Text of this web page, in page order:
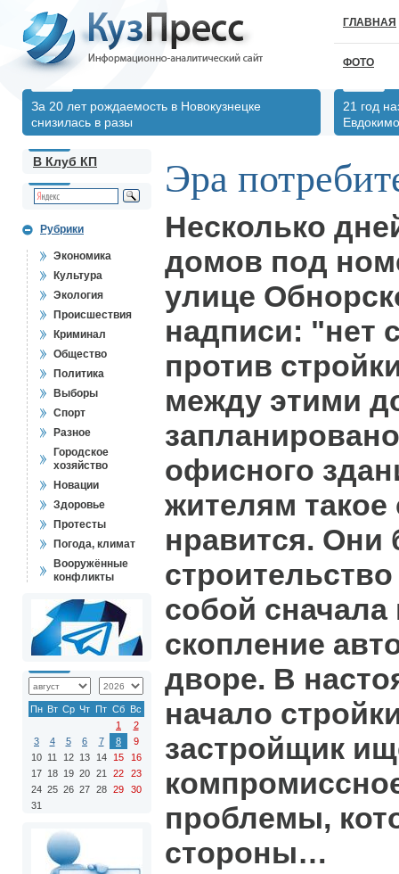
ГЛАВНАЯ
ФОТО
За 20 лет рождаемость в Новокузнецке
снизилась в разы
21 год
В Клуб КП
Рубрики
Экономика
Культура
Экология
Происшествия
Криминал
Общество
Политика
Выборы
Спорт
Разное
Городское
хозяйство
Новации
Здоровье
Протесты
Погода, климат
Вооружённые
конфликты
Пн Вт Ср Чт Пт Сб Вс
1
2
3
4 5 6 7 8
9
10 11 12 13 14 15
16
17 18 19 20 21 22
23
24 25 26 27 28 29
30
31
Эра
Несколько
домов под
улице
надписи: "нет
против
между этими
офисного
жителям такое
нравится. Они
собой сначала
скопление
дворе. В
начало
застройщик
проблемы,
стороны…